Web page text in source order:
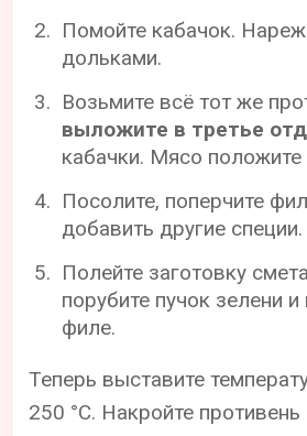
Помойте кабачок.
дольками.
Возьмите всё тот же
выложите в третье
кабачки. Мясо положите
Посолите, поперчите
добавить другие специи.
Полейте заготовку
порубите пучок зелени
филе.
Теперь выставите
250 °С. Накройте противень